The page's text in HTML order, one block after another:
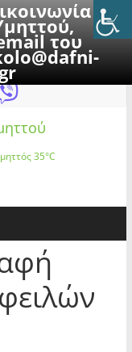
με
του
2026
35°C